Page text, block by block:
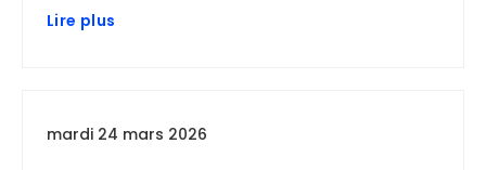
Lire plus
mardi 24 mars 2026